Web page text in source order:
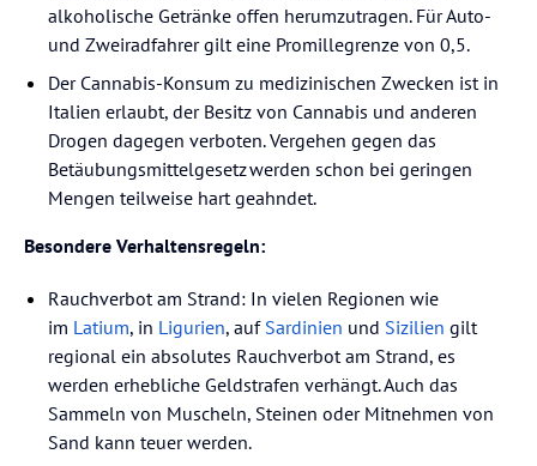
alkoholische Getränke offen herumzutragen. Für Auto-
und Zweiradfahrer gilt eine Promillegrenze von 0,5.
Der Cannabis-Konsum zu medizinischen Zwecken ist in
Italien erlaubt, der Besitz von Cannabis und anderen
Drogen dagegen verboten. Vergehen gegen das
Betäubungsmittelgesetz werden schon bei geringen
Mengen teilweise hart geahndet.
Besondere Verhaltensregeln:
Rauchverbot am Strand: In vielen Regionen wie
im Latium, in Ligurien, auf Sardinien und Sizilien gilt
regional ein absolutes Rauchverbot am Strand, es
werden erhebliche Geldstrafen verhängt. Auch das
Sammeln von Muscheln, Steinen oder Mitnehmen von
Sand kann teuer werden.